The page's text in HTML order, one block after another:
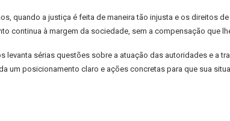
quando a justiça é feita de maneira tão injusta e os direitos
continua à margem da sociedade, sem a compensação que
levanta sérias questões sobre a atuação das autoridades e a
um posicionamento claro e ações concretas para que sua